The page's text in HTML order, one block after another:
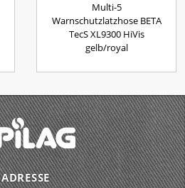
Multi-5
Warnschutzlatzhose BETA
TecS XL9300 HiVis
gelb/royal
ADRESSE